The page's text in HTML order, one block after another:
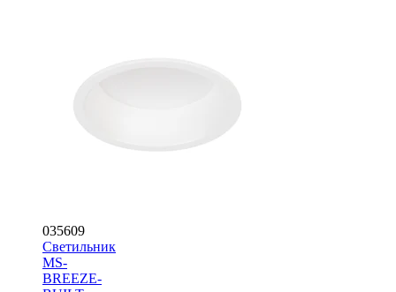
035609
Светильник
MS-
BREEZE-